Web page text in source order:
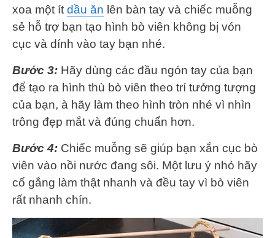
xoa một ít dầu ăn lên bàn tay và chiếc muỗng
sẻ hỗ trợ bạn tạo hình bò viên không bị vón
cục và dính vào tay bạn nhé.
Bước 3: Hãy dùng các đầu ngón tay của bạn
để tạo ra hình thù bò viên theo trí tưởng tượng
của bạn, à hãy làm theo hình tròn nhé vì nhìn
trông đẹp mắt và đúng chuẩn hơn.
Bước 4: Chiếc muỗng sẽ giúp bạn xắn cục bò
viên vào nồi nước đang sôi. Một lưu ý nhỏ hãy
cố gắng làm thật nhanh và đều tay vì bò viên
rất nhanh chín.